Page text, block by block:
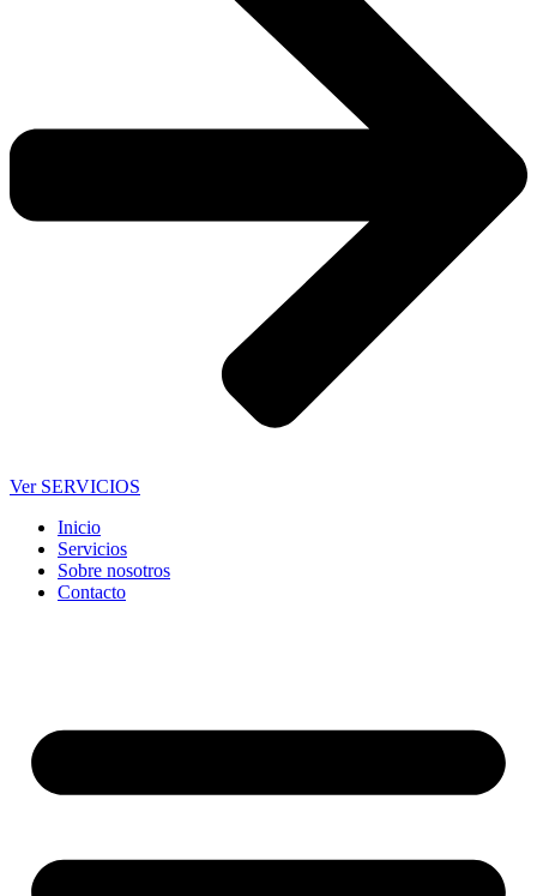
Ver SERVICIOS
Inicio
Servicios
Sobre nosotros
Contacto